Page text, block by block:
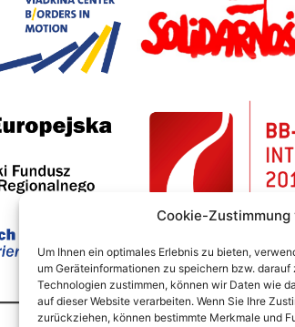
Cookie-
Um Ihnen ein optimales Erlebnis zu bieten,
um Geräteinformationen zu speichern bzw. darauf
Technologien zustimmen, können wir Daten wie
auf dieser Website verarbeiten. Wenn Sie Ihre
zurückziehen, können bestimmte Merkmale und